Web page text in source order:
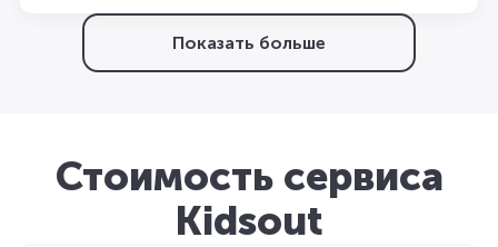
Показать больше
Стоимость сервиса
Kidsout